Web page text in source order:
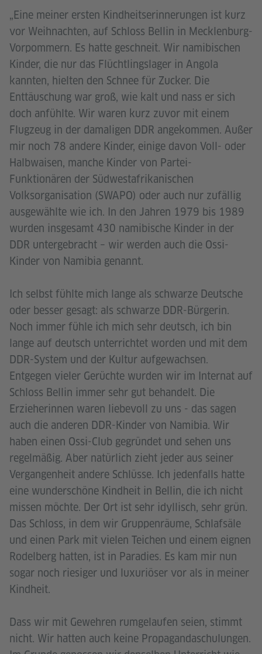
„Eine meiner ersten Kindheitserinnerungen ist kurz
vor Weihnachten, auf Schloss Bellin in Mecklenburg-
Vorpommern. Es hatte geschneit. Wir namibischen
Kinder, die nur das Flüchtlingslager in Angola
kannten, hielten den Schnee für Zucker. Die
Enttäuschung war groß, wie kalt und nass er sich
doch anfühlte. Wir waren kurz zuvor mit einem
Flugzeug in der damaligen DDR angekommen. Außer
mir noch 78 andere Kinder, einige davon Voll- oder
Halbwaisen, manche Kinder von Partei-
Funktionären der Südwestafrikanischen
Volksorganisation (SWAPO) oder auch nur zufällig
ausgewählte wie ich. In den Jahren 1979 bis 1989
wurden insgesamt 430 namibische Kinder in der
DDR untergebracht – wir werden auch die Ossi-
Kinder von Namibia genannt.
Ich selbst fühlte mich lange als schwarze Deutsche
oder besser gesagt: als schwarze DDR-Bürgerin.
Noch immer fühle ich mich sehr deutsch, ich bin
lange auf deutsch unterrichtet worden und mit dem
DDR-System und der Kultur aufgewachsen.
Entgegen vieler Gerüchte wurden wir im Internat auf
Schloss Bellin immer sehr gut behandelt. Die
Erzieherinnen waren liebevoll zu uns - das sagen
auch die anderen DDR-Kinder von Namibia. Wir
haben einen Ossi-Club gegründet und sehen uns
regelmäßig. Aber natürlich zieht jeder aus seiner
Vergangenheit andere Schlüsse. Ich jedenfalls hatte
eine wunderschöne Kindheit in Bellin, die ich nicht
missen möchte. Der Ort ist sehr idyllisch, sehr grün.
Das Schloss, in dem wir Gruppenräume, Schlafsäle
und einen Park mit vielen Teichen und einem eignen
Rodelberg hatten, ist in Paradies. Es kam mir nun
sogar noch riesiger und luxuriöser vor als in meiner
Kindheit.
Dass wir mit Gewehren rumgelaufen seien, stimmt
nicht. Wir hatten auch keine Propagandaschulungen.